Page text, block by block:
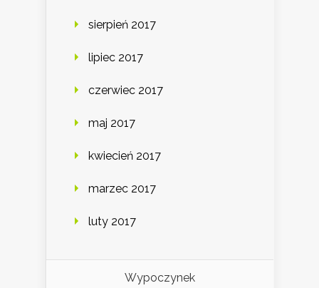
sierpień 2017
lipiec 2017
czerwiec 2017
maj 2017
kwiecień 2017
marzec 2017
luty 2017
Wypoczynek